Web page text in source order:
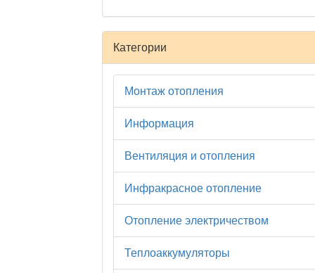
Категории
Монтаж отопления
Информация
Вентиляция и отопления
Инфракрасное отопление
Отопление электричеством
Теплоаккумуляторы